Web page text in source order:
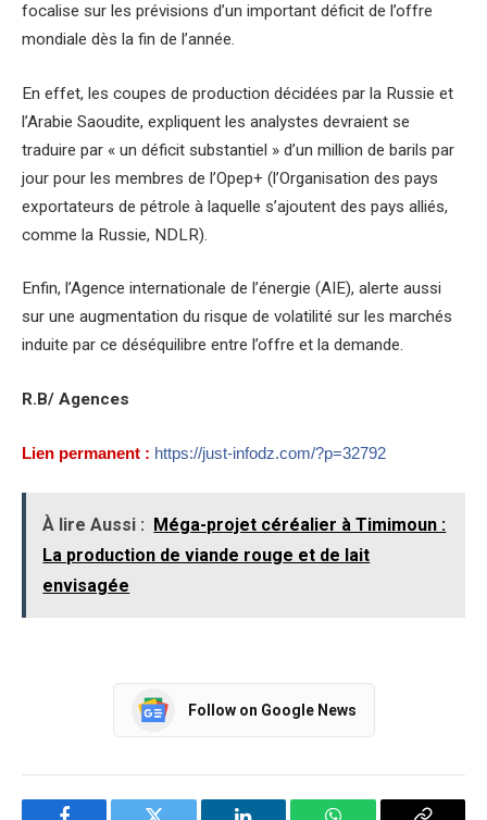
focalise sur les prévisions d’un important déficit de l’offre
mondiale dès la fin de l’année.
En effet, les coupes de production décidées par la Russie et
l’Arabie Saoudite, expliquent les analystes devraient se
traduire par « un déficit substantiel » d’un million de barils par
jour pour les membres de l’Opep+ (l’Organisation des pays
exportateurs de pétrole à laquelle s’ajoutent des pays alliés,
comme la Russie, NDLR).
Enfin, l’Agence internationale de l’énergie (AIE), alerte aussi
sur une augmentation du risque de volatilité sur les marchés
induite par ce déséquilibre entre l’offre et la demande.
R.B/ Agences
Lien permanent : https://just-infodz.com/?p=32792
À lire Aussi : Méga-projet céréalier à Timimoun :
La production de viande rouge et de lait
envisagée
Follow on Google News